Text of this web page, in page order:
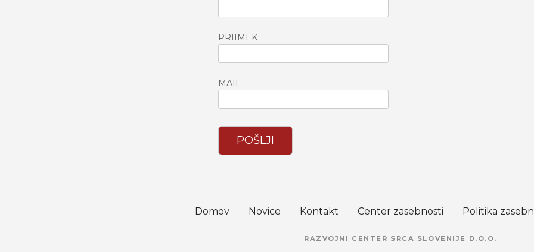
PRIIMEK
MAIL
POŠLJI
Domov Novice Kontakt Center zasebnosti Politika
RAZVOJNI CENTER SRCA SLOVENIJE D.O.O.